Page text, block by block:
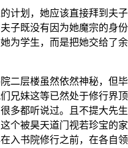
计划，她应该直接拜到夫
子既没有因为她魔宗的身
为学生，而是把她交给了
二层楼虽然依然神秘，但
兄妹这等已然处于修行界顶
多都听说过。且不提大先
个被昊天道门视若珍宝的
入书院修行之前，在各自